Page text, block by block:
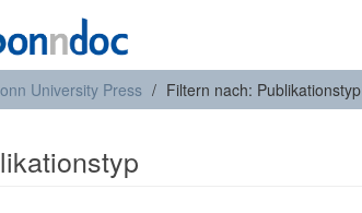
University Press Filtern nach: Publikationstyp